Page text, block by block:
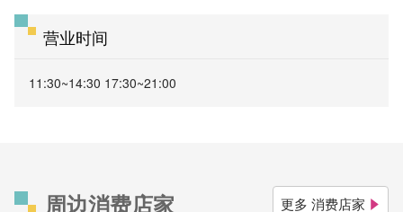
营业时间
11:30~14:30 17:30~21:00
周边消费店家 更多 消费店家